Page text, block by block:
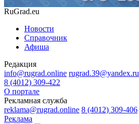
RuGrad.eu
Новости
Справочник
Афиша
Редакция
info@rugrad.online rugrad.39@yandex.ru
8 (4012) 309-422
О портале
Рекламная служба
reklama@rugrad.online 8 (4012) 309-406
Реклама